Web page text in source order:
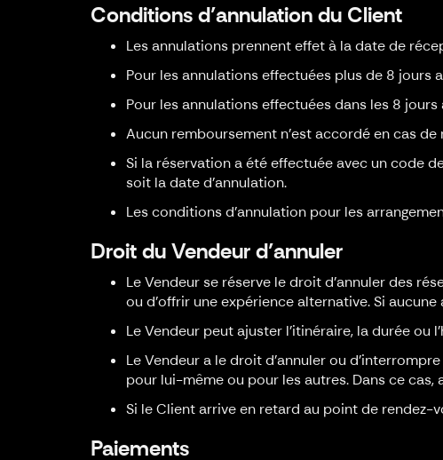
Conditions d’annulation du Client
Les annulations prennent effet à la date de
Pour les annulations effectuées plus de 8 jours
Pour les annulations effectuées dans les 8
Aucun remboursement n'est accordé en cas
Si la réservation a été effectuée avec un code
soit la date d'annulation.
Les conditions d'annulation pour les
Droit du Vendeur d’annuler
Le Vendeur se réserve le droit d'annuler des
ou d'offrir une expérience alternative. Si
Le Vendeur peut ajuster l'itinéraire, la durée
Le Vendeur a le droit d'annuler ou
pour lui-même ou pour les autres. Dans ce
Si le Client arrive en retard au point de rendez-
Paiements